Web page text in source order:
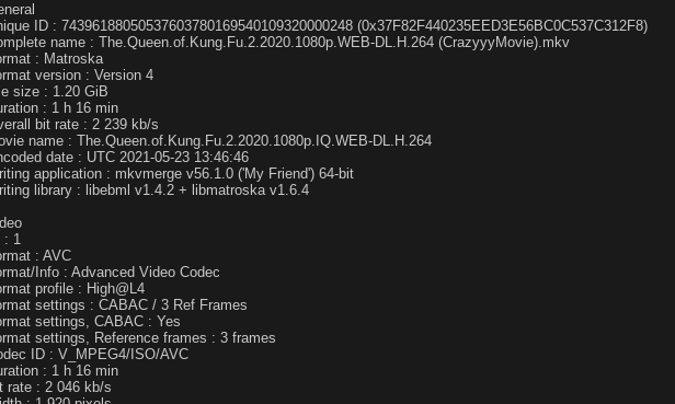
ID : 74396188050537603780169540109320000248 (0x37F82F440235EED3E56BC0C537C312F8)
name : The.Queen.of.Kung.Fu.2.2020.1080p.WEB-DL.H.264 (CrazyyyMovie).mkv
: Matroska
version : Version 4
size : 1.20 GiB
: 1 h 16 min
bit rate : 2 239 kb/s
name : The.Queen.of.Kung.Fu.2.2020.1080p.IQ.WEB-DL.H.264
date : UTC 2021-05-23 13:46:46
application : mkvmerge v56.1.0 ('My Friend') 64-bit
library : libebml v1.4.2 + libmatroska v1.6.4
: 1
: AVC
Info : Advanced Video Codec
profile : High@L4
settings : CABAC / 3 Ref Frames
settings, CABAC : Yes
settings, Reference frames : 3 frames
ID : V_MPEG4/ISO/AVC
: 1 h 16 min
rate : 2 046 kb/s